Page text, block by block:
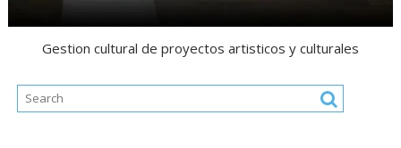
Gestion cultural de proyectos artisticos y culturales